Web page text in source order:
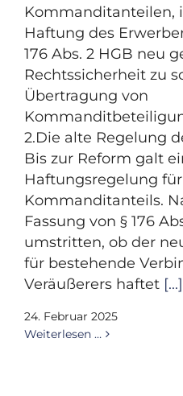
Kommanditanteilen,
Haftung des
176 Abs. 2 HGB neu
Rechtssicherheit zu
Übertragung von
2.Die alte Regelung
Bis zur Reform galt
Haftungsregelung
Kommanditanteils.
Fassung von § 176
umstritten, ob der
für bestehende
Veräußerers haftet [...]
24. Februar 2025
Weiterlesen …